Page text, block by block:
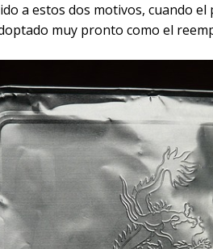
a estos dos motivos, cuando el
muy pronto como el